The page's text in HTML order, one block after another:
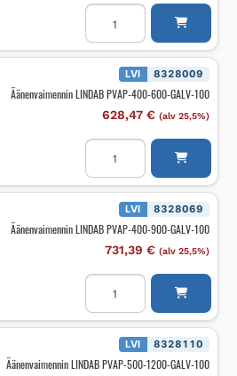
Äänenvaimennin
LINDAB
PVAP-
400-
1500-
GALV-
määrä
LVI 8328009
Äänenvaimennin LINDAB PVAP-400-600-GALV-100
628,47 € (alv 25,5%)
Äänenvaimennin
LINDAB
400-
600-
GALV-
määrä
LVI 8328069
Äänenvaimennin LINDAB PVAP-400-900-GALV-100
731,39 € (alv 25,5%)
Äänenvaimennin
LINDAB
400-
900-
GALV-
määrä
LVI 8328110
Äänenvaimennin LINDAB PVAP-500-1200-GALV-100